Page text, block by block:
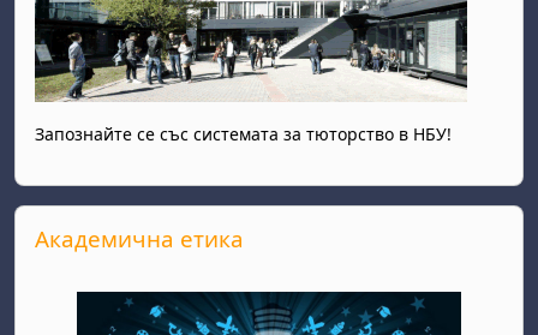
Запознайте се със системата за тюторство в НБУ!
Прескочи Академична етика
Академична етика